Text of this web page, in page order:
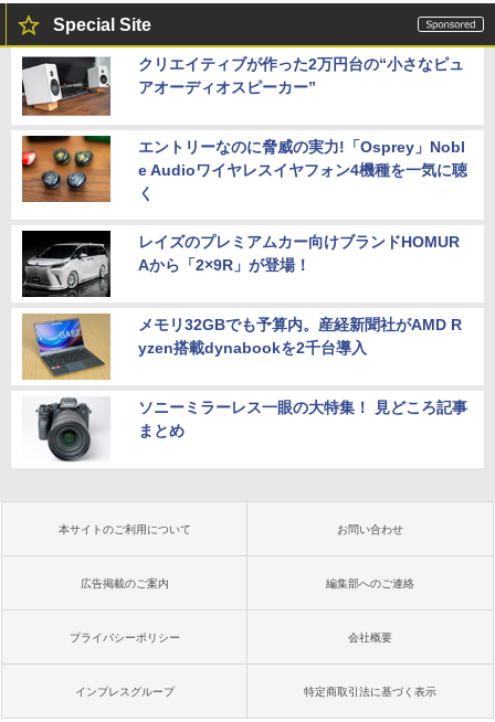
Special Site
クリエイティブが作った2万円台の“小さなピュ
アオーディオスピーカー”
エントリーなのに脅威の実力!「Osprey」Nobl
e Audioワイヤレスイヤフォン4機種を一気に聴
く
レイズのプレミアムカー向けブランドHOMUR
Aから「2×9R」が登場！
メモリ32GBでも予算内。産経新聞社がAMD R
yzen搭載dynabookを2千台導入
ソニーミラーレス一眼の大特集！ 見どころ記事
まとめ
本サイトのご利用について お問い合わせ
広告掲載のご案内 編集部へのご連絡
プライバシーポリシー 会社概要
インプレスグループ 特定商取引法に基づく表示